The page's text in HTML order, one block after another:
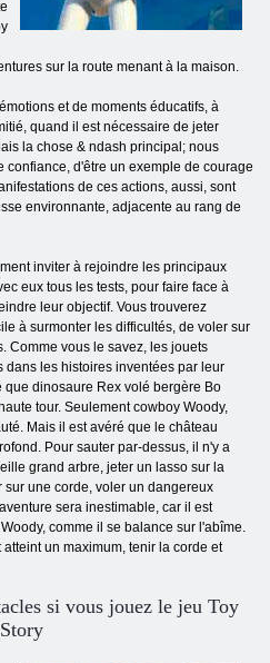
sur la route menant à la maison.
et de moments éducatifs, à
quand il est nécessaire de jeter
la chose & ndash principal; nous
confiance, d'être un exemple de courage
de ces actions, aussi, sont
environnante, adjacente au rang de
inviter à rejoindre les principaux
eux tous les tests, pour faire face à
leur objectif. Vous trouverez
à surmonter les difficultés, de voler sur
Comme vous le savez, les jouets
les histoires inventées par leur
que dinosaure Rex volé bergère Bo
tour. Seulement cowboy Woody,
Mais il est avéré que le château
Pour sauter par-dessus, il n'y a
grand arbre, jeter un lasso sur la
une corde, voler un dangereux
sera inestimable, car il est
comme il se balance sur l'abîme.
un maximum, tenir la corde et
si vous jouez le jeu Toy
Story